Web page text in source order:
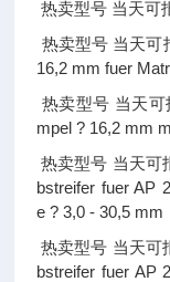
热卖型号 当天可
热卖型号 当天可
16,2 mm fuer
热卖型号 当天可
mpel ? 16,2 mm
热卖型号 当天可
bstreifer fuer AP
e ? 3,0 - 30,5 mm
热卖型号 当天可
bstreifer fuer AP